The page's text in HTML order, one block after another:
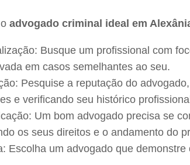
advogado criminal ideal em
Busque um profissional com
em casos semelhantes ao seu.
Pesquise a reputação do
e verificando seu histórico
Um bom advogado precisa se
os seus direitos e o andamento do
Escolha um advogado que